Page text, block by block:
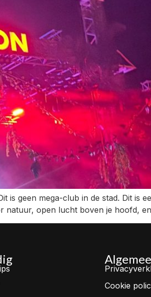
is geen mega-club in de stad. Dit is
natuur, open lucht boven je hoofd,
Cookie